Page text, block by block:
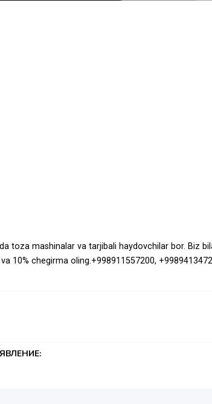
toza mashinalar va tarjibali haydovchilar bor. Biz
10% chegirma oling.+998911557200,